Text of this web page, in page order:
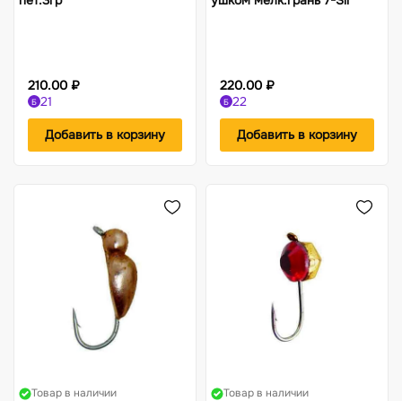
210.00 ₽
Б 21
Добавить в корзину
220.00 ₽
Б 22
Добавить в корзину
Товар в наличии Товар в наличии